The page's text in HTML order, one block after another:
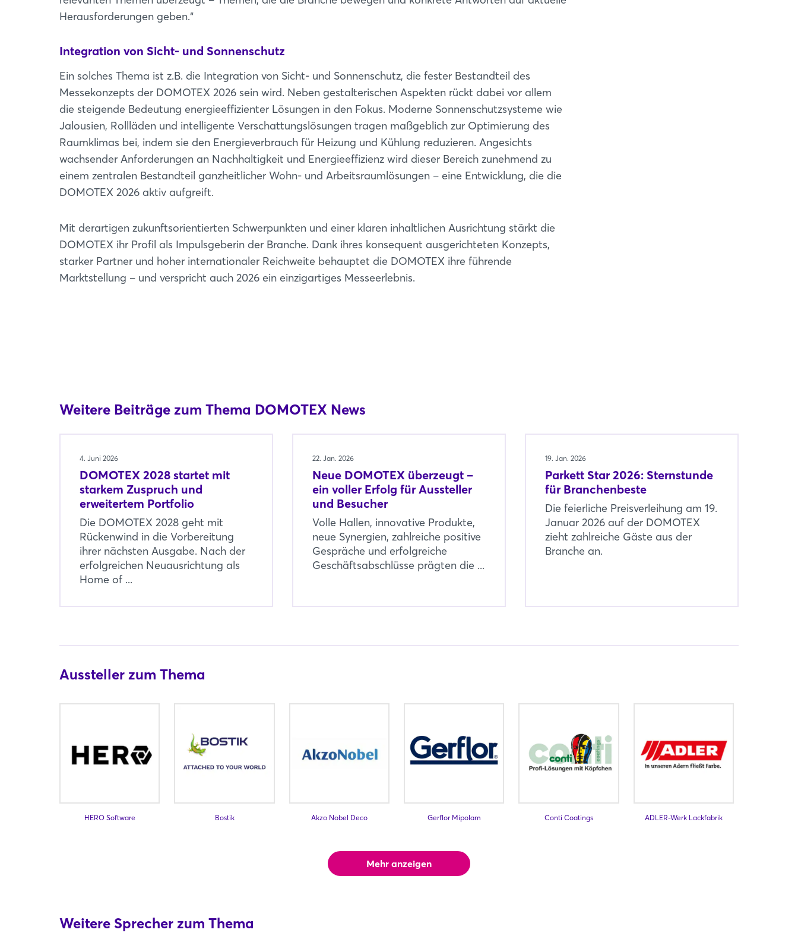
Herausforderungen geben.“
Integration von Sicht- und Sonnenschutz
Ein solches Thema ist z.B. die Integration von Sicht- und Sonnenschutz, die fester Bestandteil des
Messekonzepts der DOMOTEX 2026 sein wird. Neben gestalterischen Aspekten rückt dabei vor allem
die steigende Bedeutung energieeffizienter Lösungen in den Fokus. Moderne Sonnenschutzsysteme wie
Jalousien, Rollläden und intelligente Verschattungslösungen tragen maßgeblich zur Optimierung des
Raumklimas bei, indem sie den Energieverbrauch für Heizung und Kühlung reduzieren. Angesichts
wachsender Anforderungen an Nachhaltigkeit und Energieeffizienz wird dieser Bereich zunehmend zu
einem zentralen Bestandteil ganzheitlicher Wohn- und Arbeitsraumlösungen – eine Entwicklung, die die
DOMOTEX 2026 aktiv aufgreift.
Mit derartigen zukunftsorientierten Schwerpunkten und einer klaren inhaltlichen Ausrichtung stärkt die
DOMOTEX ihr Profil als Impulsgeberin der Branche. Dank ihres konsequent ausgerichteten Konzepts,
starker Partner und hoher internationaler Reichweite behauptet die DOMOTEX ihre führende
Marktstellung – und verspricht auch 2026 ein einzigartiges Messeerlebnis.
Weitere Beiträge zum Thema DOMOTEX News
4. Juni 2026
DOMOTEX 2028 startet mit
starkem Zuspruch und
erweitertem Portfolio
Die DOMOTEX 2028 geht mit
Rückenwind in die Vorbereitung
ihrer nächsten Ausgabe. Nach der
erfolgreichen Neuausrichtung als
Home of ...
22. Jan. 2026
Neue DOMOTEX überzeugt –
ein voller Erfolg für Aussteller
und Besucher
Volle Hallen, innovative Produkte,
neue Synergien, zahlreiche positive
Gespräche und erfolgreiche
Geschäftsabschlüsse prägten die ...
19. Jan. 2026
Parkett Star 2026: Sternstunde
für Branchenbeste
Die feierliche Preisverleihung am 19.
Januar 2026 auf der DOMOTEX
zieht zahlreiche Gäste aus der
Branche an.
Aussteller zum Thema
HERO Software Bostik Akzo Nobel Deco Gerflor Mipolam Conti Coatings ADLER-Werk Lackfabrik
Mehr anzeigen
Weitere Sprecher zum Thema
Login
Einloggen
Passwort vergessen?
Noch nicht angemeldet?